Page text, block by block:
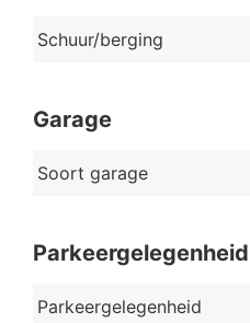
Schuur/berging
Garage
Soort garage
Parkeergelegenheid
Parkeergelegenheid